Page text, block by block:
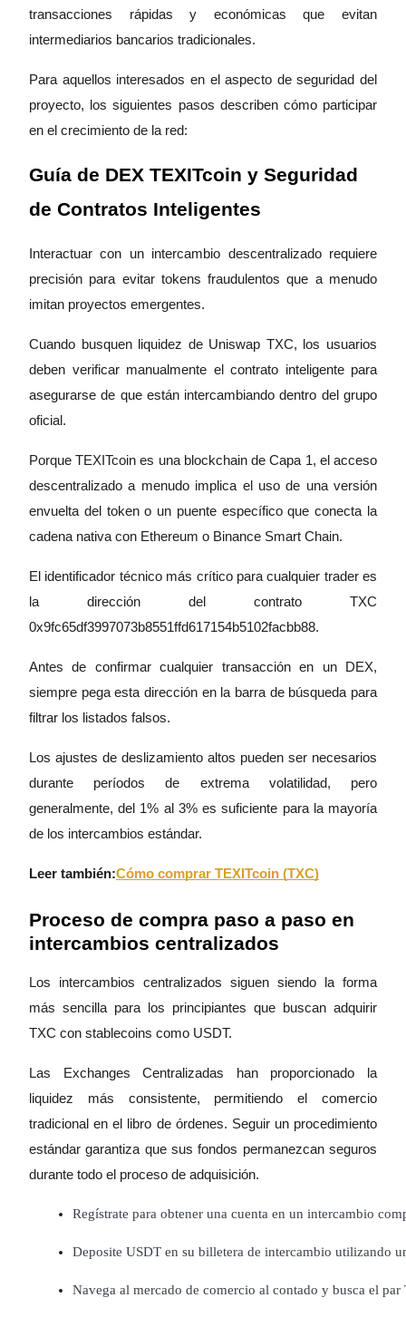
Guía de inicio de futuros
Estrategias comerciales
Aprenda cómo mantenerse rentable
Gana recompensas competitivas diariamente
Alta rentabilidad y acceso instantáneo
Launchpool
Participación flexible para ganar tokens populares
transacciones rápidas y económicas que evitan
intermediarios bancarios tradicionales.
Para aquellos interesados en el aspecto de seguridad del
proyecto, los siguientes pasos describen cómo participar
en el crecimiento de la red:
Guía de DEX TEXITcoin y Seguridad
de Contratos Inteligentes
Interactuar con un intercambio descentralizado requiere
precisión para evitar tokens fraudulentos que a menudo
imitan proyectos emergentes.
Cuando busquen liquidez de Uniswap TXC, los usuarios
deben verificar manualmente el contrato inteligente para
asegurarse de que están intercambiando dentro del grupo
oficial.
Porque TEXITcoin es una blockchain de Capa 1, el acceso
descentralizado a menudo implica el uso de una versión
envuelta del token o un puente específico que conecta la
cadena nativa con Ethereum o Binance Smart Chain.
El identificador técnico más crítico para cualquier trader es
la dirección del contrato TXC
0x9fc65df3997073b8551ffd617154b5102facbb88.
Antes de confirmar cualquier transacción en un DEX,
siempre pega esta dirección en la barra de búsqueda para
filtrar los listados falsos.
Los ajustes de deslizamiento altos pueden ser necesarios
durante períodos de extrema volatilidad, pero
generalmente, del 1% al 3% es suficiente para la mayoría
de los intercambios estándar.
Leer también:Cómo comprar TEXITcoin (TXC)
Proceso de compra paso a paso en
intercambios centralizados
Los intercambios centralizados siguen siendo la forma
más sencilla para los principiantes que buscan adquirir
TXC con stablecoins como USDT.
Las Exchanges Centralizadas han proporcionado la
liquidez más consistente, permitiendo el comercio
tradicional en el libro de órdenes. Seguir un procedimiento
estándar garantiza que sus fondos permanezcan seguros
durante todo el proceso de adquisición.
Regístrate para obtener una cuenta en un intercambio
Deposite USDT en su billetera de intercambio utilizando
Navega al mercado de comercio al contado y busca el